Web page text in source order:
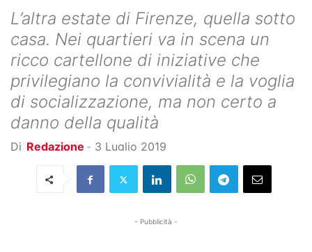
L’altra estate di Firenze, quella sotto
casa. Nei quartieri va in scena un
ricco cartellone di iniziative che
privilegiano la convivialità e la voglia
di socializzazione, ma non certo a
danno della qualità
Di Redazione - 3 Luglio 2019
- Pubblicità -